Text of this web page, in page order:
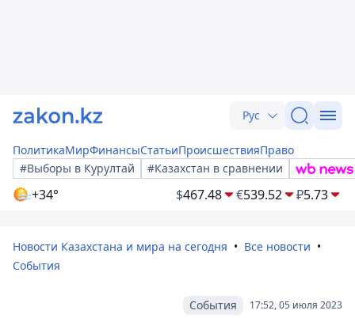
Рус
ПолитикаМирФинансыСтатьиПроисшествияПраво
#Выборы в Курултай
#Казахстан в сравнении
+34° $467.48 €539.52 ₽5.73
Новости Казахстана и мира на сегодня
Все новости
События
17:52, 05 июля 2023
События